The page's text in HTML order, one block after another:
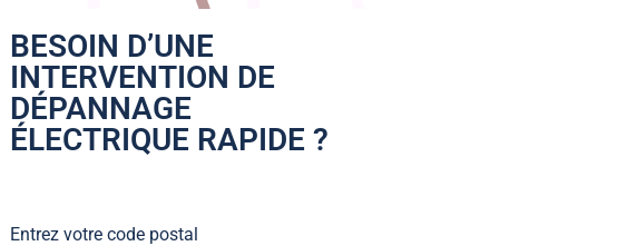
BESOIN D’UNE
INTERVENTION DE
DÉPANNAGE
ÉLECTRIQUE RAPIDE ?
Entrez votre code postal